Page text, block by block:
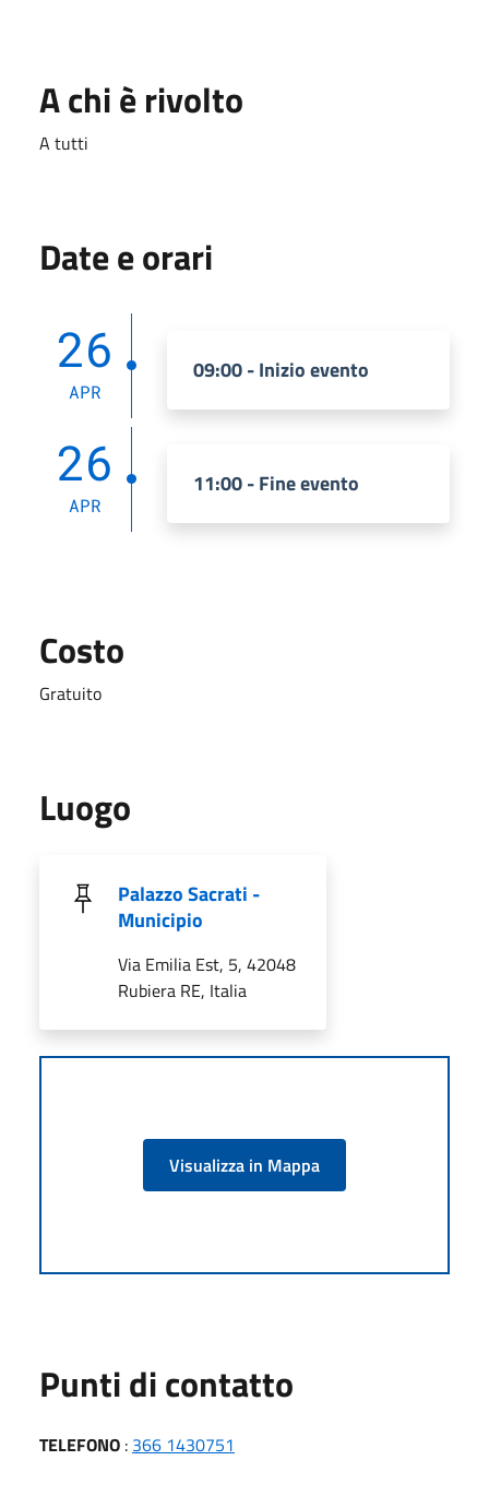
A chi è rivolto
A tutti
Date e orari
26
APR
09:00 - Inizio evento
26
APR
11:00 - Fine evento
Costo
Gratuito
Luogo
Palazzo Sacrati -
Municipio
Via Emilia Est, 5, 42048
Rubiera RE, Italia
Visualizza in Mappa
Punti di contatto
TELEFONO : 366 1430751